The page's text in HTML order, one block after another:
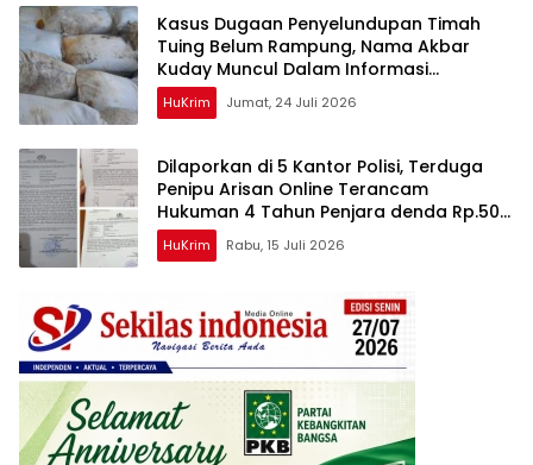
Kasus Dugaan Penyelundupan Timah
Tuing Belum Rampung, Nama Akbar
Kuday Muncul Dalam Informasi
Penyidikan
HuKrim Jumat, 24 Juli 2026
Dilaporkan di 5 Kantor Polisi, Terduga
Penipu Arisan Online Terancam
Hukuman 4 Tahun Penjara denda Rp.500
Juta
HuKrim Rabu, 15 Juli 2026